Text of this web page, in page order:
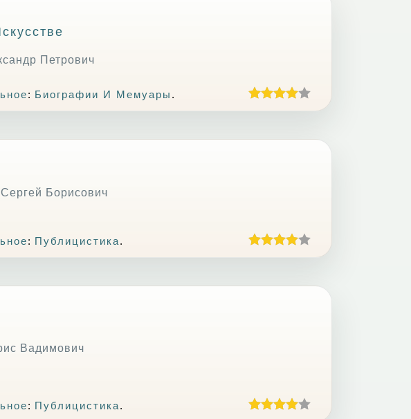
Петрович
: Биографии И Мемуары .
Борисович
: Публицистика.
Вадимович
: Публицистика.